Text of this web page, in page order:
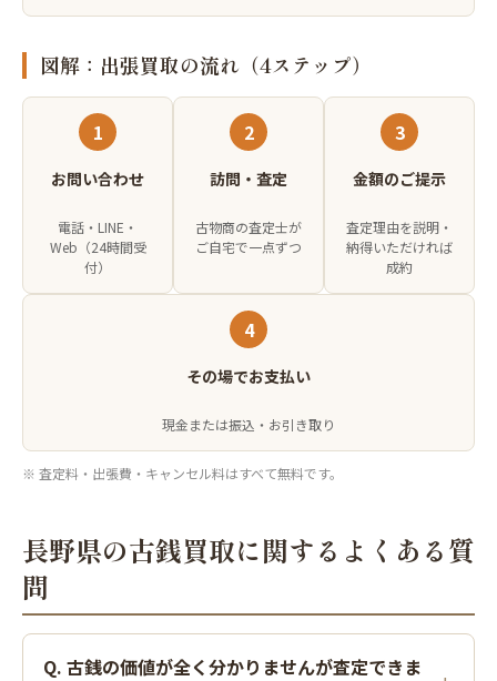
図解：出張買取の流れ（4ステップ）
1
お問い合わせ
電話・LINE・
Web（24時間受
付）
2
訪問・査定
古物商の査定士が
ご自宅で一点ずつ
3
金額のご提示
査定理由を説明・
納得いただければ
成約
4
その場でお支払い
現金または振込・お引き取り
※ 査定料・出張費・キャンセル料はすべて無料です。
長野県の古銭買取に関するよくある質
問
Q. 古銭の価値が全く分かりませんが査定できま